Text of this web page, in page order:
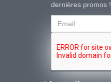
dernières promos !